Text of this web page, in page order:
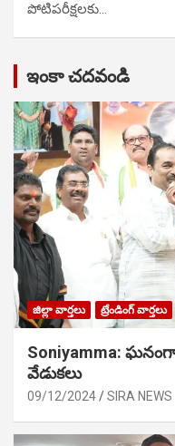
పోటిప‌రీక్ష‌ల‌కు…
ఇంకా చదవండి
జిల్లా వార్తలు ట్రేండింగ్ వార్తలు
Soniyamma:
వేడుక‌లు
09/12/2024 SIRA NEWS